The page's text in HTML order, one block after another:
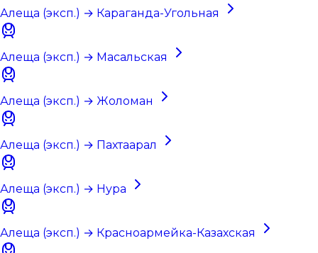
Алеща (эксп.) → Караганда-Угольная
Алеща (эксп.) → Масальская
Алеща (эксп.) → Жоломан
Алеща (эксп.) → Пахтаарал
Алеща (эксп.) → Нура
Алеща (эксп.) → Красноармейка-Казахская